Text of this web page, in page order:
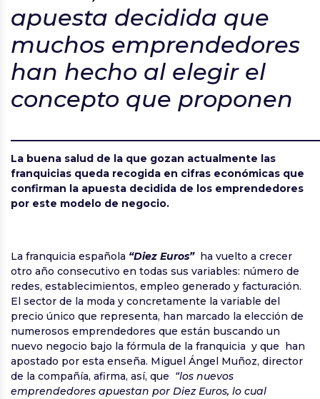
apuesta decidida que
muchos emprendedores
han hecho al elegir el
concepto que proponen
La buena salud de la que gozan actualmente las
franquicias queda recogida en cifras económicas que
confirman la apuesta decidida de los emprendedores
por este modelo de negocio.
La franquicia española “Diez Euros”ha vuelto a crecer
otro año consecutivo en todas sus variables: número de
redes, establecimientos, empleo generado y facturación.
El sector de la moda y concretamente la variable del
precio único que representa, han marcado la elección de
numerosos emprendedores que están buscando un
nuevo negocio bajo la fórmula de la franquicia y que han
apostado por esta enseña. Miguel Ángel Muñoz, director
de la compañía, afirma, así, que “los nuevos
emprendedores apuestan por Diez Euros, lo cual